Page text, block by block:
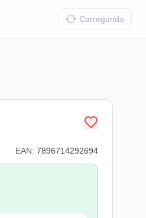
Carregando
EAN: 7896714292694